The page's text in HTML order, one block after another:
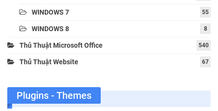
WINDOWS 7 55
WINDOWS 8 8
Thủ Thuật Microsoft Office 540
Thủ Thuật Website 67
Plugins - Themes